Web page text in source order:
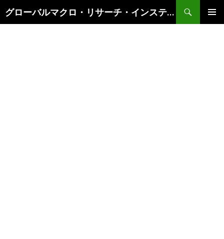
グローバルマクロ・リサーチ・インスティテュート
索